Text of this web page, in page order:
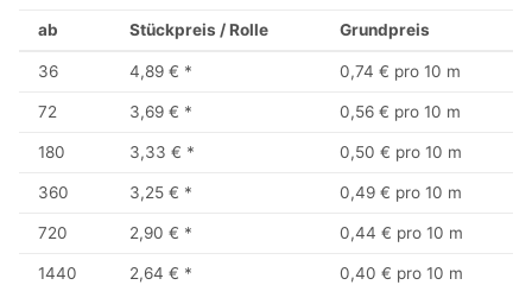
ab Stückpreis / Rolle Grundpreis
36 4,89 € * 0,74 € pro 10 m
72 3,69 € * 0,56 € pro 10 m
180 3,33 € * 0,50 € pro 10 m
360 3,25 € * 0,49 € pro 10 m
720 2,90 € * 0,44 € pro 10 m
1440 2,64 € * 0,40 € pro 10 m